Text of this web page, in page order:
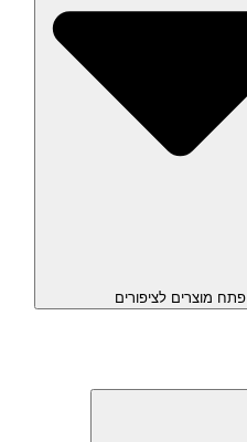
פתח מוצרים לציפורים